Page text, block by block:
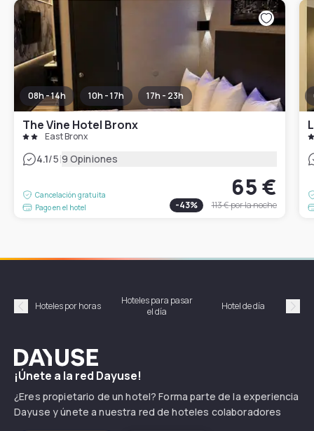
08h - 14h 10h - 17h 17h - 23h
The Vine Hotel Bronx
East Bronx
4.1/5|9 Opiniones
Cancelación gratuita
Pago en el hotel
65 €
-43% 113 €por la noche
Précédent
Hoteles por horas
Hoteles para pasar
el día
Hotel de día
Dayuse
¡Únete a la red Dayuse!
¿Eres propietario de un hotel? Forma parte de la experiencia
Dayuse y únete a nuestra red de hoteles colaboradores